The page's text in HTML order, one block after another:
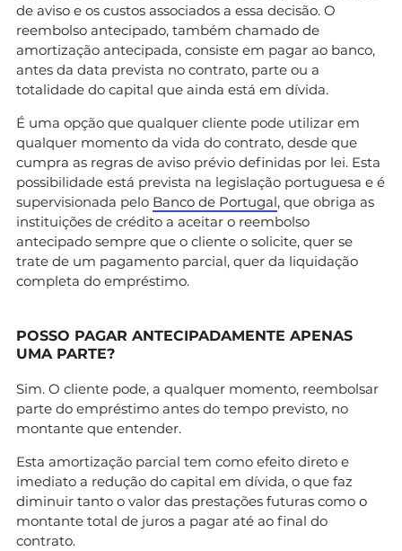
de aviso e os custos associados a essa decisão. O
reembolso antecipado, também chamado de
amortização antecipada, consiste em pagar ao banco,
antes da data prevista no contrato, parte ou a
totalidade do capital que ainda está em dívida.
É uma opção que qualquer cliente pode utilizar em
qualquer momento da vida do contrato, desde que
cumpra as regras de aviso prévio definidas por lei. Esta
possibilidade está prevista na legislação portuguesa e é
supervisionada pelo Banco de Portugal, que obriga as
instituições de crédito a aceitar o reembolso
antecipado sempre que o cliente o solicite, quer se
trate de um pagamento parcial, quer da liquidação
completa do empréstimo.
POSSO PAGAR ANTECIPADAMENTE APENAS
UMA PARTE?
Sim. O cliente pode, a qualquer momento, reembolsar
parte do empréstimo antes do tempo previsto, no
montante que entender.
Esta amortização parcial tem como efeito direto e
imediato a redução do capital em dívida, o que faz
diminuir tanto o valor das prestações futuras como o
montante total de juros a pagar até ao final do
contrato.